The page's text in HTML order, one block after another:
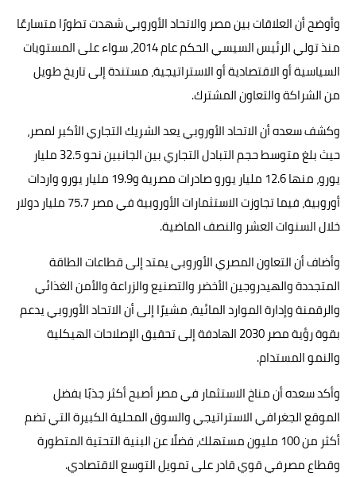
وأوضح أن العلاقات بين مصر والاتحاد الأوروبي شهدت تطورًا متسارعًا
منذ تولي الرئيس السيسي الحكم عام 2014، سواء على المستويات
السياسية أو الاقتصادية أو الاستراتيجية، مستندة إلى تاريخ طويل
من الشراكة والتعاون المشترك.
وكشف سعده أن الاتحاد الأوروبي يعد الشريك التجاري الأكبر لمصر،
حيث بلغ متوسط حجم التبادل التجاري بين الجانبين نحو 32.5 مليار
يورو، منها 12.6 مليار يورو صادرات مصرية و19.9 مليار يورو واردات
أوروبية، فيما تجاوزت الاستثمارات الأوروبية في مصر 75.7 مليار دولار
خلال السنوات العشر والنصف الماضية.
وأضاف أن التعاون المصري الأوروبي يمتد إلى قطاعات الطاقة
المتجددة والهيدروجين الأخضر والتصنيع والزراعة والأمن الغذائي
والرقمنة وإدارة الموارد المائية، مشيرًا إلى أن الاتحاد الأوروبي يدعم
بقوة رؤية مصر 2030 الهادفة إلى تحقيق الإصلاحات الهيكلية
والنمو المستدام.
وأكد سعده أن مناخ الاستثمار في مصر أصبح أكثر جذبًا بفضل
الموقع الجغرافي الاستراتيجي والسوق المحلية الكبيرة التي تضم
أكثر من 100 مليون مستهلك، فضلًا عن البنية التحتية المتطورة
وقطاع مصرفي قوي قادر على تمويل التوسع الاقتصادي.